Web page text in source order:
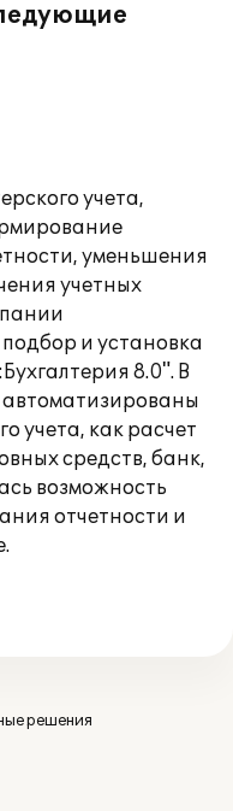
учета,
уменьшения
учетных
и установка
8.0". В
автоматизированы
учета, как расчет
средств, банк,
возможность
отчетности и
решения